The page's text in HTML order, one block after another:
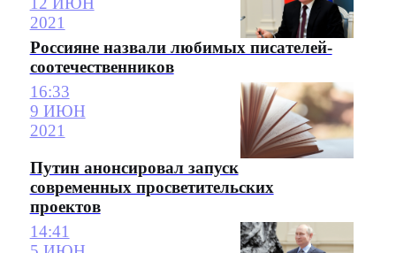
2021
Россияне назвали любимых писателей-
соотечественников
16:33
9 ИЮН
2021
Путин анонсировал запуск
современных просветительских
проектов
14:41